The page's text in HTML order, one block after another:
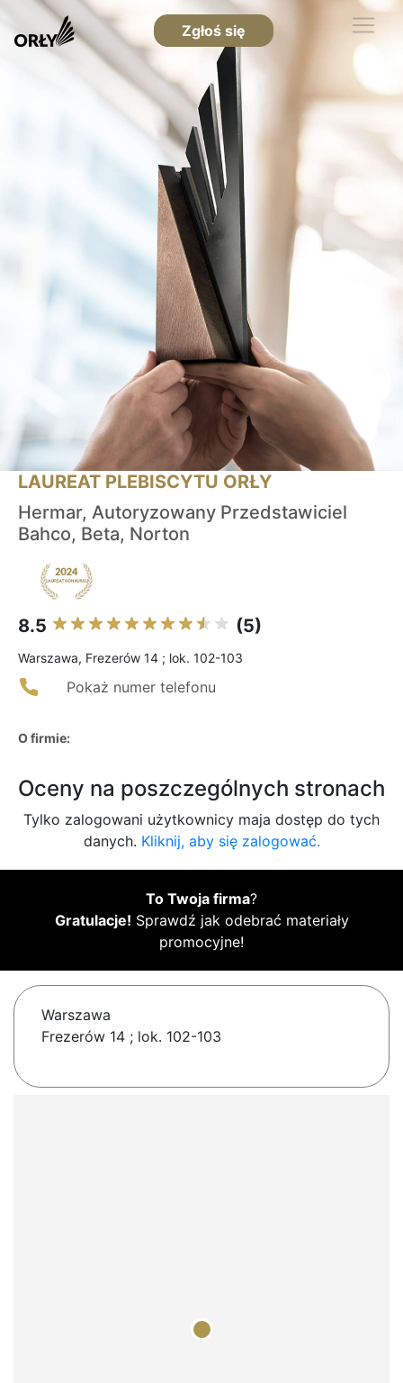
Zgłoś się
LAUREAT PLEBISCYTU ORŁY
Hermar, Autoryzowany Przedstawiciel
Bahco, Beta, Norton
8.5 (5)
Warszawa, Frezerów 14 ; lok. 102-103
Pokaż numer telefonu
O firmie:
Oceny na poszczególnych stronach
Tylko zalogowani użytkownicy maja dostęp do tych
danych. Kliknij, aby się zalogować.
To Twoja firma?
Gratulacje! Sprawdź jak odebrać materiały
promocyjne!
Warszawa
Frezerów 14 ; lok. 102-103